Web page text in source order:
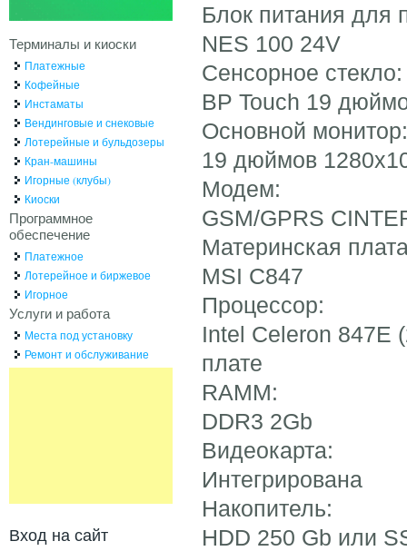
Блок питания для
NES 100 24V
Сенсорное стекло:
BP Touch 19
Основной монитор:
19 дюймов
Модем:
GSM/GPRS
Материнская
MSI C847
Процессор:
Intel Celeron 847E
плате
RAMM:
DDR3 2Gb
Видеокарта:
Интегрирована
Накопитель:
HDD 250 Gb или
Терминалы и киоски
Платежные
Кофейные
Инстаматы
Вендинговые и снековые
Лотерейные и бульдозеры
Кран-машины
Игорные (клубы)
Киоски
Программное
обеспечение
Платежное
Лотерейное и биржевое
Игорное
Услуги и работа
Места под установку
Ремонт и обслуживание
Вход на сайт